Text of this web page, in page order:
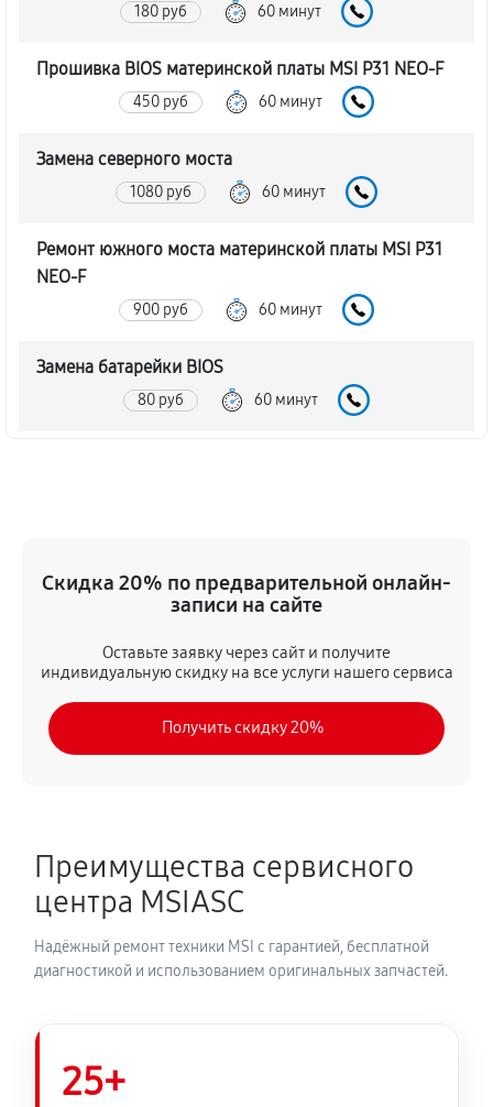
180 руб 60 минут
Прошивка BIOS материнской платы MSI P31 NEO-F
450 руб 60 минут
Замена северного моста
1080 руб 60 минут
Ремонт южного моста материнской платы MSI P31
NEO-F
900 руб 60 минут
Замена батарейки BIOS
80 руб 60 минут
Скидка 20% по предварительной онлайн-
записи на сайте
Оставьте заявку через сайт и получите
индивидуальную скидку на все услуги нашего сервиса
Получить скидку 20%
Преимущества сервисного
центра MSIASC
Надёжный ремонт техники MSI с гарантией, бесплатной
диагностикой и использованием оригинальных запчастей.
25+